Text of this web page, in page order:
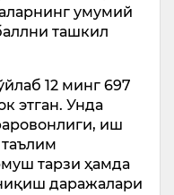
умумий
ташкил
12 минг 697
этган. Унда
иш
тарзи ҳамда
даражалари